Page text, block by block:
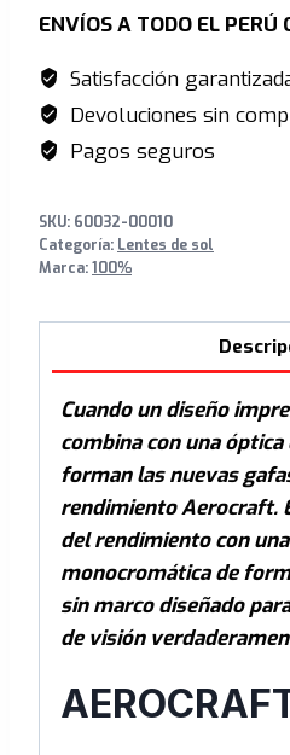
Red
Mirror
+
Clear
cantidad
ENVÍOS A TODO EL PERÚ
Satisfacción
Devoluciones sin
Pagos seguros
SKU: 60032-00010
Categoría: Lentes de sol
Marca:100%
Cuando un diseño
combina con una
forman las nuevas
rendimiento Aerocraft.
del rendimiento con
monocromática de
sin marco diseñado
de visión